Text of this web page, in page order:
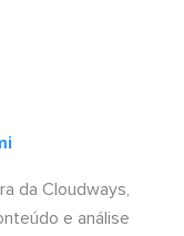
da Cloudways,
e análise